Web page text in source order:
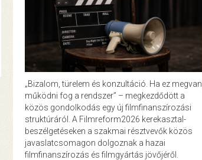
„Bizalom, türelem és konzultáció. Ha ez megvan,
működni fog a rendszer” – megkezdődött a
közös gondolkodás egy új filmfinanszírozási
struktúráról. A Filmreform2026 kerekasztal-
beszélgetéseken a szakmai résztvevők közös
javaslatcsomagon dolgoznak a hazai
filmfinanszírozás és filmgyártás jövőjéről.